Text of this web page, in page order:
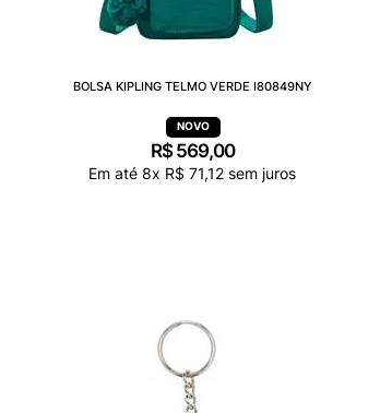
BOLSA KIPLING TELMO VERDE I80849NY
R$ 569,00
Em até 8x R$ 71,12 sem juros